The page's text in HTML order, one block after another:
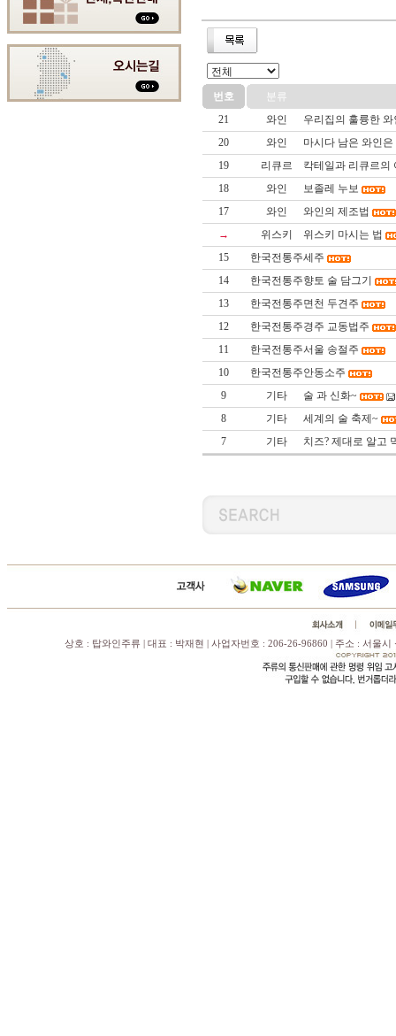
번호
분류
21
와인
우리집의 훌륭한
20
와인
마시다 남은 와인
19
리큐르
칵테일과 리큐르의
18
와인
보졸레 누보
17
와인
와인의 제조법
→
위스키
위스키 마시는 법
15
한국전통주세주
14
한국전통주향토 술 담그기
13
한국전통주면천 두견주
12
한국전통주경주 교동법주
11
한국전통주서울 송절주
10
한국전통주안동소주
9
기타
술 과 신화~
8
기타
세계의 술 축제~
7
기타 치즈? 제대로 알고
상호 : 탑와인주류 | 대표 : 박재현 | 사업자번호 : 206-26-96860 | 주소 : 서울